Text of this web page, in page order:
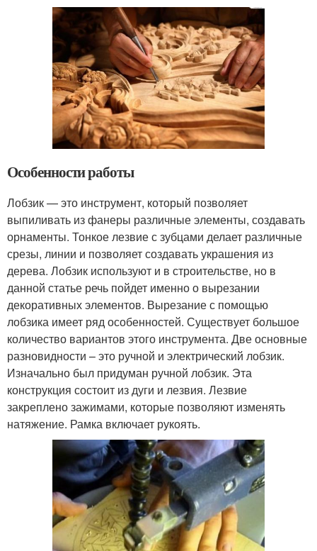
Особенности работы
Лобзик — это инструмент, который позволяет
выпиливать из фанеры различные элементы, создавать
орнаменты. Тонкое лезвие с зубцами делает различные
срезы, линии и позволяет создавать украшения из
дерева. Лобзик используют и в строительстве, но в
данной статье речь пойдет именно о вырезании
декоративных элементов. Вырезание с помощью
лобзика имеет ряд особенностей. Существует большое
количество вариантов этого инструмента. Две основные
разновидности – это ручной и электрический лобзик.
Изначально был придуман ручной лобзик. Эта
конструкция состоит из дуги и лезвия. Лезвие
закреплено зажимами, которые позволяют изменять
натяжение. Рамка включает рукоять.